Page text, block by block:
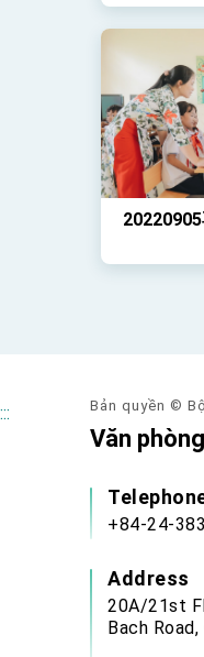
::: Bản quyền ©
Văn
+84-24-
Address
20A/21st
Bach